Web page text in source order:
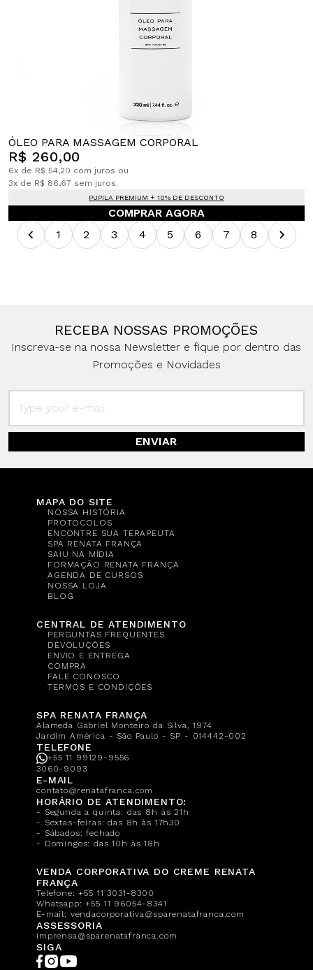
ÓLEO PARA MASSAGEM CORPORAL
R$ 260,00
6x de R$ 54,20 com juros ou
3x de R$ 86,67 sem juros.
PUPILA PREMIUM + 10% DE DESCONTO
COMPRAR AGORA
1
2 3 4 5 6 7 8
RECEBA NOSSAS PROMOÇÕES
Inscreva-se na nossa Newsletter e fique por dentro das
Promoções e Novidades
ENVIAR
MAPA DO SITE
NOSSA HISTÓRIA
PROTOCOLOS
ENCONTRE SUA TERAPEUTA
SPA RENATA FRANÇA
SAIU NA MÍDIA
FORMAÇÃO RENATA FRANÇA
AGENDA DE CURSOS
NOSSA LOJA
BLOG
CENTRAL DE ATENDIMENTO
PERGUNTAS FREQUENTES
DEVOLUÇÕES
ENVIO E ENTREGA
COMPRA
FALE CONOSCO
TERMOS E CONDIÇÕES
SPA RENATA FRANÇA
Alameda Gabriel Monteiro da Silva, 1974
Jardim América - São Paulo - SP - 014442-002
TELEFONE
+55 11 99129-9556
3060-9093
E-MAIL
contato@renatafranca.com
HORÁRIO DE ATENDIMENTO:
- Segunda a quinta: das 8h às 21h
- Sextas-feiras: das 8h às 17h30
- Sábados: fechado
- Domingos: das 10h às 18h
VENDA CORPORATIVA DO CREME RENATA
FRANÇA
Telefone:+55 11 3031-8300
Whatsapp:+55 11 96054-8341
E-mail: vendacorporativa@sparenatafranca.com
ASSESSORIA
imprensa@sparenatafranca.com
SIGA